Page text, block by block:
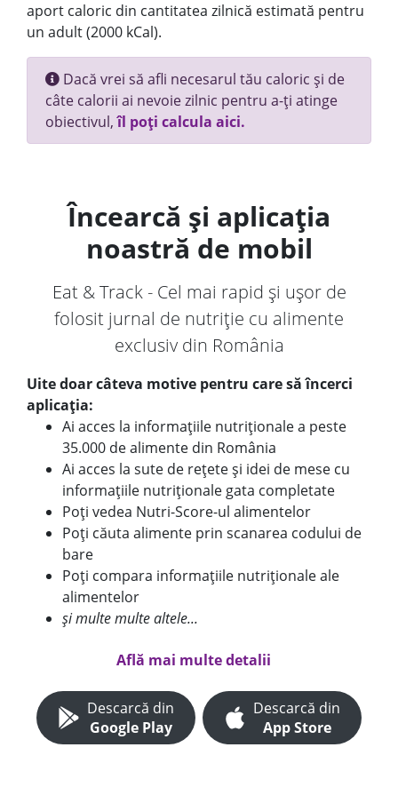
aport caloric din cantitatea zilnică estimată pentru
un adult (2000 kCal).
Dacă vrei să afli necesarul tău caloric și de
câte calorii ai nevoie zilnic pentru a-ți atinge
obiectivul,îl poți calcula aici.
Încearcă și aplicația
noastră de mobil
Eat & Track - Cel mai rapid și ușor de
folosit jurnal de nutriție cu alimente
exclusiv din România
Uite doar câteva motive pentru care să încerci
aplicația:
Ai acces la informațiile nutriționale a peste
35.000 de alimente din România
Ai acces la sute de rețete și idei de mese cu
informațiile nutriționale gata completate
Poți vedea Nutri-Score-ul alimentelor
Poți căuta alimente prin scanarea codului de
bare
Poți compara informațiile nutriționale ale
alimentelor
și multe multe altele...
Află mai multe detalii
Descarcă din
Google Play
Descarcă din
App Store